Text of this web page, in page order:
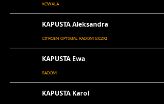
KOWALA
KAPUSTA Aleksandra
CITROEN OPTIMAL RADOM SICZKI
KAPUSTA Ewa
RADOM
KAPUSTA Karol